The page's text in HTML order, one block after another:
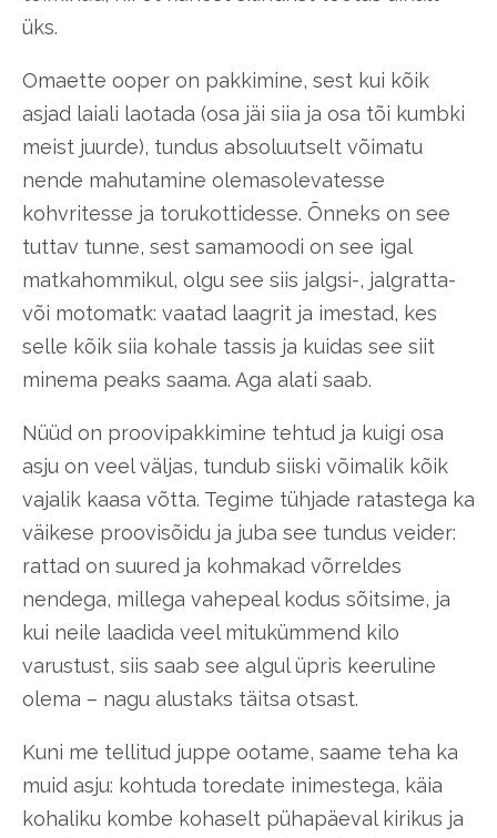
üks.
Omaette ooper on pakkimine, sest kui kõik
asjad laiali laotada (osa jäi siia ja osa tõi kumbki
meist juurde), tundus absoluutselt võimatu
nende mahutamine olemasolevatesse
kohvritesse ja torukottidesse. Õnneks on see
tuttav tunne, sest samamoodi on see igal
matkahommikul, olgu see siis jalgsi-, jalgratta-
või motomatk: vaatad laagrit ja imestad, kes
selle kõik siia kohale tassis ja kuidas see siit
minema peaks saama. Aga alati saab.
Nüüd on proovipakkimine tehtud ja kuigi osa
asju on veel väljas, tundub siiski võimalik kõik
vajalik kaasa võtta. Tegime tühjade ratastega ka
väikese proovisõidu ja juba see tundus veider:
rattad on suured ja kohmakad võrreldes
nendega, millega vahepeal kodus sõitsime, ja
kui neile laadida veel mitukümmend kilo
varustust, siis saab see algul üpris keeruline
olema – nagu alustaks täitsa otsast.
Kuni me tellitud juppe ootame, saame teha ka
muid asju: kohtuda toredate inimestega, käia
kohaliku kombe kohaselt pühapäeval kirikus ja